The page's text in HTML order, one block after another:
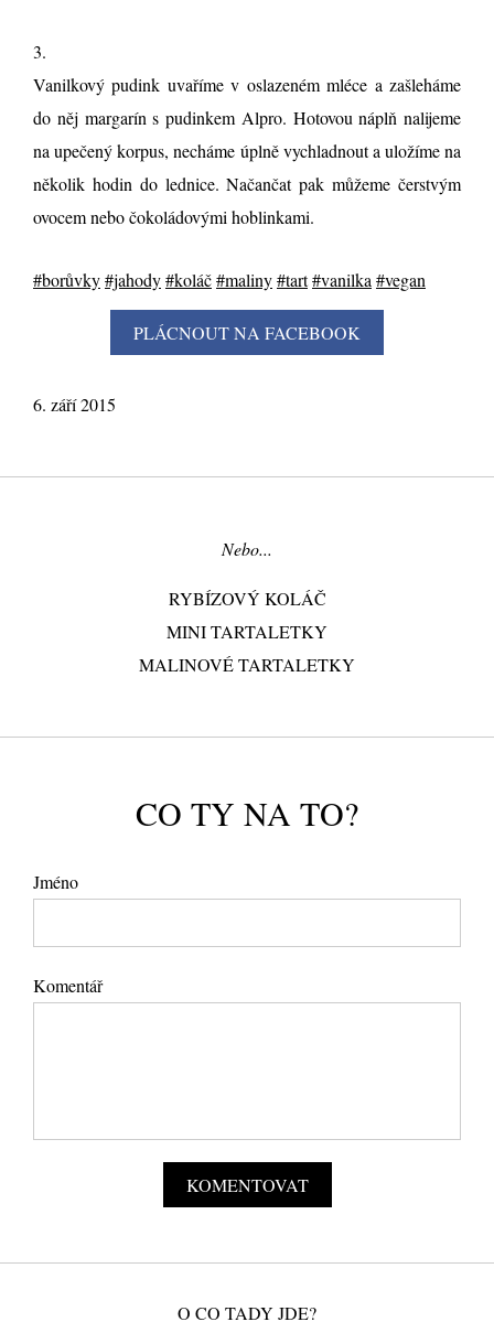
3.
Vanilkový pudink uvaříme v oslazeném mléce a zašleháme
do něj margarín s pudinkem Alpro. Hotovou náplň nalijeme
na upečený korpus, necháme úplně vychladnout a uložíme na
několik hodin do lednice. Načančat pak můžeme čerstvým
ovocem nebo čokoládovými hoblinkami.
#borůvky#jahody#koláč#maliny#tart#vanilka#vegan
6. září 2015
Nebo...
RYBÍZOVÝ KOLÁČ
MINI TARTALETKY
MALINOVÉ TARTALETKY
CO TY NA TO?
Jméno
Komentář
O CO TADY JDE?